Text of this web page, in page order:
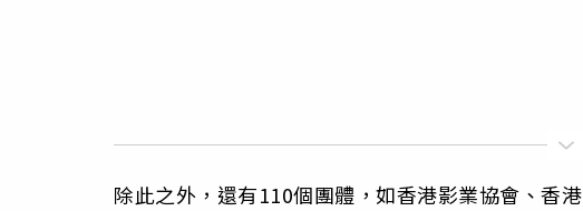
除此之外，還有110個團體，如香港影業協會、香